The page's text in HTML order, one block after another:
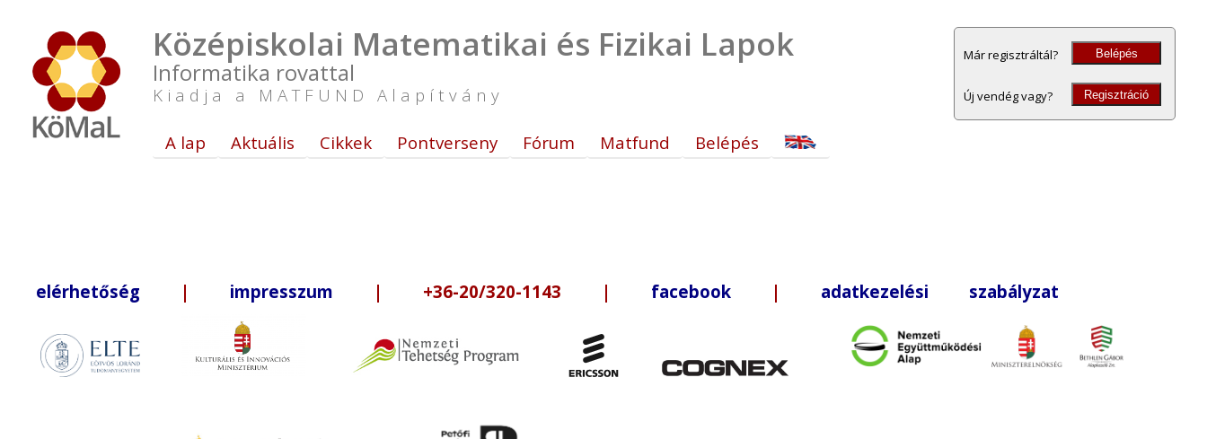
Középiskolai Matematikai és Fizikai Lapok
Informatika rovattal
Kiadja a MATFUND Alapítvány
Már regisztráltál? Belépés
Új vendég vagy? Regisztráció
A lap Aktuális Cikkek Pontverseny Fórum Matfund Belépés
elérhetőség | impresszum | +36-20/320-1143 | facebook | adatkezelési szabályzat